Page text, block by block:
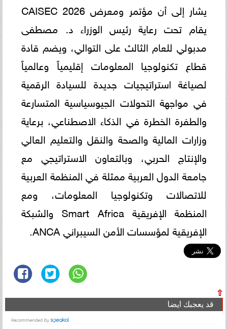
يشار إلى أن مؤتمر ومعرض CAISEC 2026
يقام تحت رعاية رئيس الوزراء د. مصطفى
مدبولي للعام الثالث على التوالي، ويضم قادة
قطاع تكنولوجيا المعلومات إقليمياً وعالمياً
لصياغة استراتيجيات جديدة للسيادة الرقمية
في مواجهة التحولات الجيوسياسية المتسارعة
والطفرة الخطرة في الذكاء الاصطناعي، برعاية
وزارات المالية والصحة والنقل والتعليم العالي
والإنتاج الحربي، وبالتعاون الاستراتيجي مع
جامعة الدول العربية ممثلة في المنظمة العربية
للاتصالات وتكنولوجيا المعلومات، ومع
المنظمة الإفريقية Smart Africa والشبكة
الإفريقية لمؤسسات الأمن السيبراني ANCA.
⇧
قد يعجبك ايضا